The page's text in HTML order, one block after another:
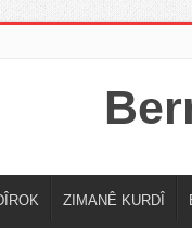
ZIMANÊ KURDÎ